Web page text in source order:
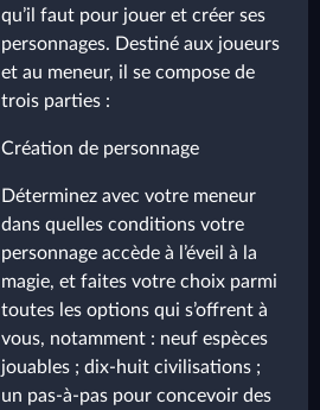
qu’il faut pour jouer et créer ses
personnages. Destiné aux joueurs
et au meneur, il se compose de
trois parties :
Création de personnage
Déterminez avec votre meneur
dans quelles conditions votre
personnage accède à l’éveil à la
magie, et faites votre choix parmi
toutes les options qui s’offrent à
vous, notamment : neuf espèces
jouables ; dix-huit civilisations ;
un pas-à-pas pour concevoir des